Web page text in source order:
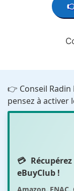
👉 Conseil
pensez à activer
💳
eBuyClub !
Amazon,